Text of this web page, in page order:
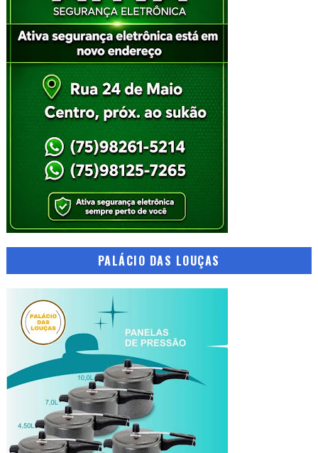
PALÁCIO DAS LOUÇAS